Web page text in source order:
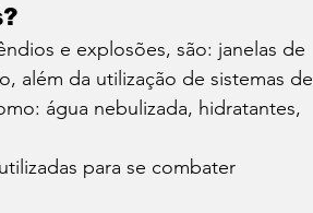
e explosões, são: janelas de
além da utilização de sistemas de
água nebulizada, hidratantes,
para se combater